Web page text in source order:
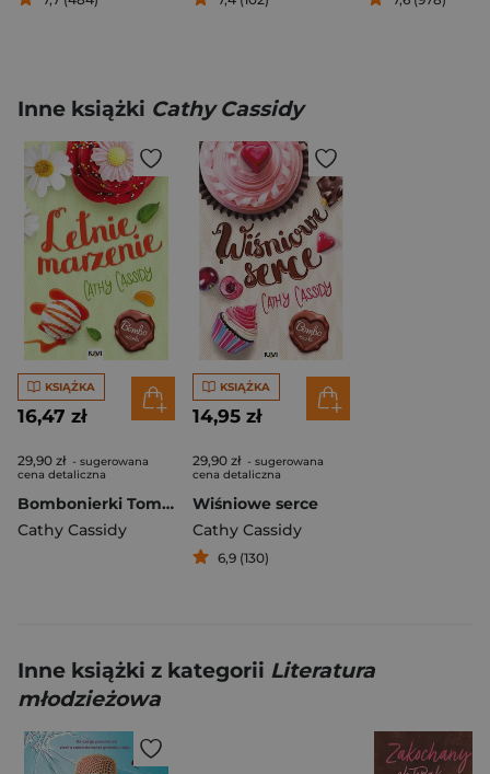
Inne książki Cathy Cassidy
KSIĄŻKA
16,47 zł
29,90 zł - sugerowana
cena detaliczna
Bombonierki Tom 3 Letnie marzenie
Cathy Cassidy
KSIĄŻKA
14,95 zł
29,90 zł - sugerowana
cena detaliczna
Wiśniowe serce
Cathy Cassidy
6,9 (130)
Inne książki z kategorii Literatura
młodzieżowa